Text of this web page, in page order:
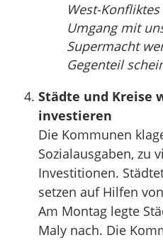
West-
Umgang mit
Supermacht
Gegenteil
Städte und Kreise
investieren
Die Kommunen
Sozialausgaben, zu
Investitionen.
setzen auf Hilfen
Am Montag legte
Maly nach. Die